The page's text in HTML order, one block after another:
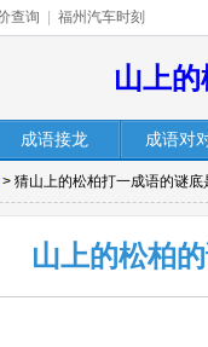
查询 福州汽车时刻
山上
成语接龙 成语对
> 猜山上的松柏打一成语的谜底
山上的松柏